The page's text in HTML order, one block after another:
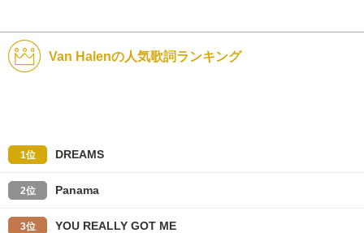
Van Halenの人気歌詞ランキング
1位 DREAMS
2位 Panama
3位 YOU REALLY GOT ME